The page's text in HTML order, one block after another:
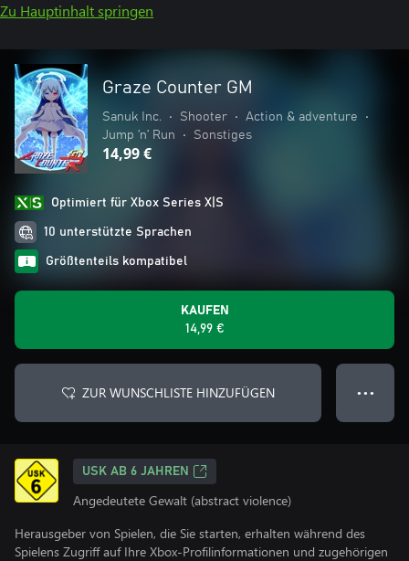
Zu Hauptinhalt springen
Graze Counter GM
Sanuk Inc. • Shooter • Action & adventure
•
Jump ’n’ Run
• Sonstiges
14,99 €
Optimiert für Xbox Series X|S
10 unterstützte Sprachen
Größtenteils kompatibel
KAUFEN
14,99 €
ZUR WUNSCHLISTE HINZUFÜGEN ● ● ●
USK AB 6 JAHREN
Angedeutete Gewalt (abstract violence)
Herausgeber von Spielen, die Sie starten, erhalten während des
Spielens Zugriff auf Ihre Xbox-Profilinformationen und zugehörigen